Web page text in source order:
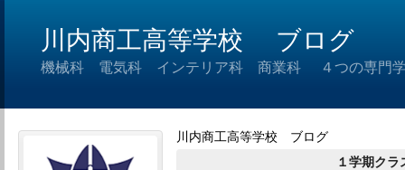
川内商工高等学校 ブログ
機械科 電気科 インテリア科 商業科 ４つの専門学
川内商工高等学校 ブログ
１学期クラ